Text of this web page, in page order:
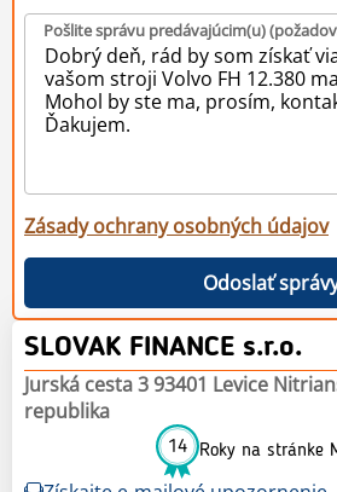
Pošlite správu predávajúcim(u)
Zásady ochrany osobných údajov
Odoslať
SLOVAK FINANCE s.r.o.
Jurská cesta 3 93401 Levice
republika
14 Roky na stránke